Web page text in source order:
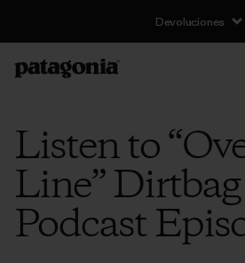
Devoluciones
Listen to
Line”
Podcast